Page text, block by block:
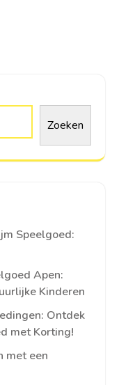
Zoeken
Speelgoed:
Apen:
Kinderen
Ontdek
met Korting!
met een